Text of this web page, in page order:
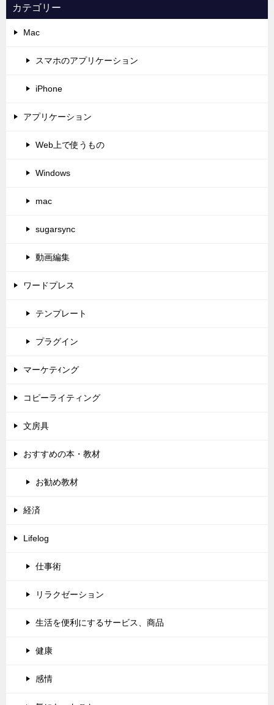
カテゴリー
Mac
スマホのアプリケーション
iPhone
アプリケーション
Web上で使うもの
Windows
mac
sugarsync
動画編集
ワードプレス
テンプレート
プラグイン
マーケテｨング
コピーライティング
文房具
おすすめの本・教材
お勧め教材
経済
Lifelog
仕事術
リラクゼーション
生活を便利にするサービス、商品
健康
感情